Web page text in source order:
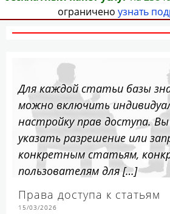
ограничено узнать
Для каждой статьи базы
можно включить
настройку прав доступа.
указать разрешение или
конкретным статьям,
пользователям для […]
Права доступа к статьям
15/03/2026